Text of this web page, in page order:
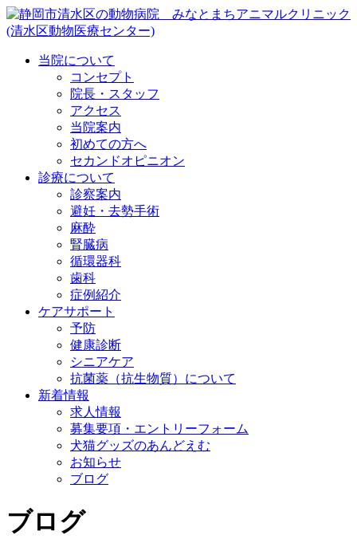
当院について
コンセプト
院長・スタッフ
アクセス
当院案内
初めての方へ
セカンドオピニオン
診療について
診察案内
避妊・去勢手術
麻酔
腎臓病
循環器科
歯科
症例紹介
ケアサポート
予防
健康診断
シニアケア
抗菌薬（抗生物質）について
新着情報
求人情報
募集要項・エントリーフォーム
犬猫グッズのあんどえむ
お知らせ
ブログ
ブログ